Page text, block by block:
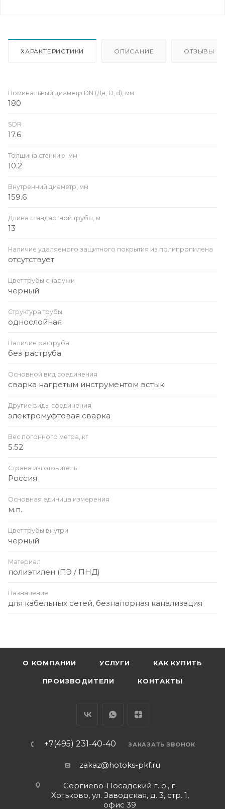
ХАРАКТЕРИСТИКИ ОПИСАНИЕ ОТЗЫВЫ
Номинальный диаметр DN (Дн, D, d), мм
180
SDR
17.6
Толщина стенки e, мм
10.2
Внутренний диаметр, мм
159.6
Длина стандартной трубы, м
13
Наличие удаляемого защитного покрытия из полипропилена
отсутствует
Цвет трубы снаружи
черный
Структура трубы
однослойная
Наличие раструба
без раструба
Основной вид соединения
сварка нагретым инструментом встык
Другие виды соединения
электромуфтовая сварка
Вес погонного метра, кг
5.52
Страна изготовитель
Россия
Основная единица измерения
м.п.
Цвет трубы внутри
черный
Материал
полиэтилен (ПЭ / ПНД)
Назначение
для кабельных сетей, безнапорная канализация
О КОМПАНИИ УСЛУГИ КАК КУПИТЬ
ПРОИЗВОДИТЕЛИ КОНТАКТЫ
+7(495) 231-40-40 ЗАКАЗАТЬ ЗВОНОК
zakaz@hotoks-pkf.ru
Сергиево-Посадский г. о., г.
Хотьково, ул. Заводская, д. 3, стр. 1,
офис 39